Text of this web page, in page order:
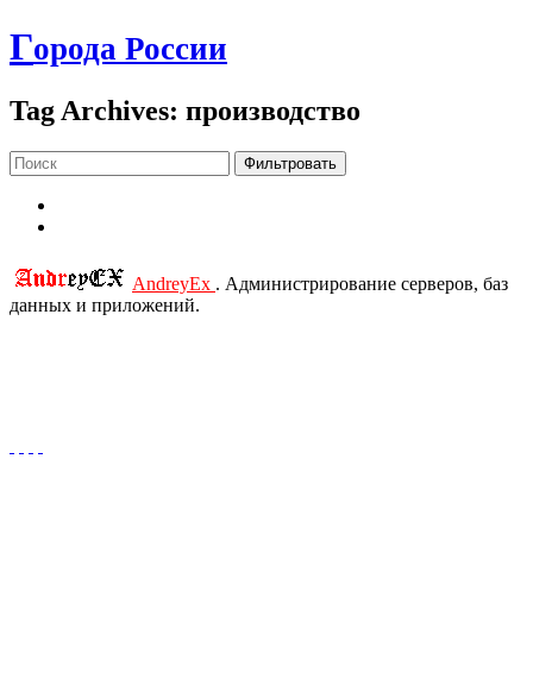
Города России
Tag Archives: производство
Фильтровать
AndreyEx . Администрирование серверов, баз
данных и приложений.